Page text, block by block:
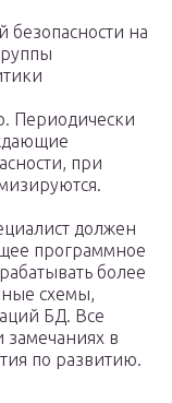
на
Периодически
при
должен
программное
более
схемы,
БД. Все
замечаниях в
по развитию.